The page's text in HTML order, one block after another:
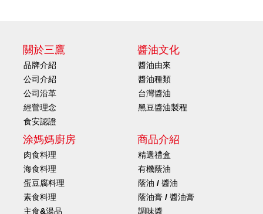
關於三鷹
品牌介紹
公司介紹
公司沿革
經營理念
食安認證
醬油文化
醬油由來
醬油種類
台灣醬油
黑豆醬油製程
涂媽媽廚房
肉食料理
海食料理
蛋豆腐料理
素食料理
主食&湯品
商品介紹
精選禮盒
有機蔭油
蔭油 / 醬油
蔭油膏 / 醬油膏
調味醬